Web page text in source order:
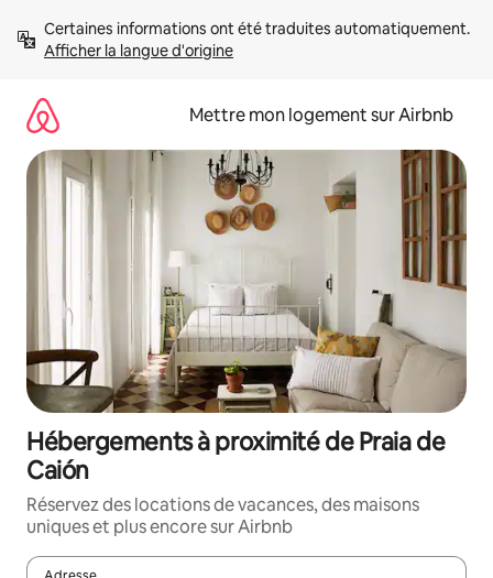
directement
Afficher la langue d'origine
Mettre mon logement sur Airbnb
Hébergements à proximité de Praia de
Caión
Réservez des locations de vacances, des maisons
uniques et plus encore sur Airbnb